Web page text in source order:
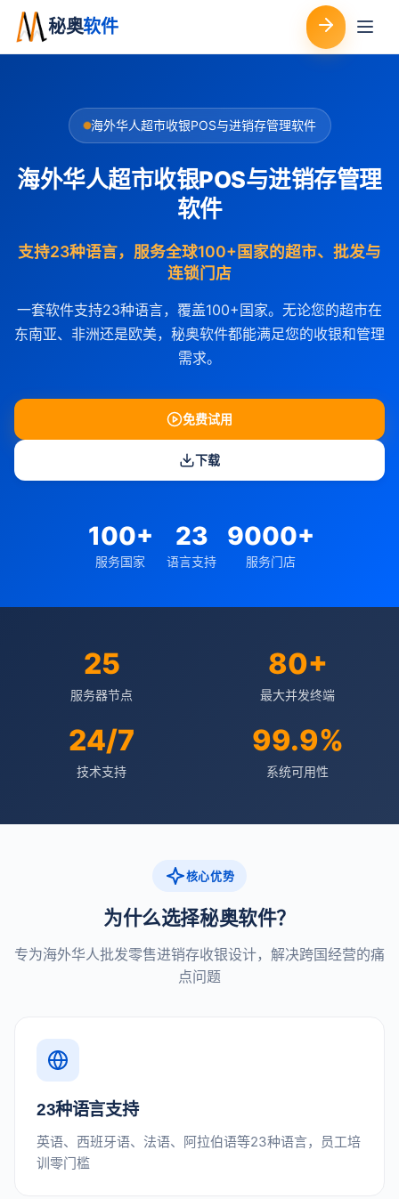
秘奥软件
海外华人超市收银POS与进销存管理软件
海外华人超市收银POS与进销存管理
软件
支持23种语言，服务全球100+国家的超市、批发与
连锁门店
一套软件支持23种语言，覆盖100+国家。无论您的超市在
东南亚、非洲还是欧美，秘奥软件都能满足您的收银和管理
需求。
免费试用
下载
100+
服务国家
23
语言支持
9000+
服务门店
25
服务器节点
80+
最大并发终端
24/7
技术支持
99.9%
系统可用性
核心优势
为什么选择秘奥软件？
专为海外华人批发零售进销存收银设计，解决跨国经营的痛
点问题
23种语言支持
英语、西班牙语、法语、阿拉伯语等23种语言，员工培
训零门槛